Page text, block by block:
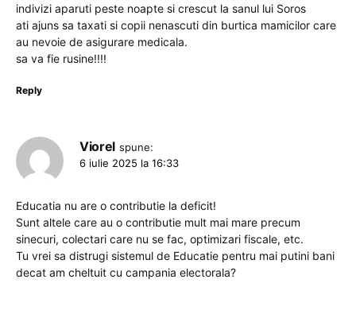
indivizi aparuti peste noapte si crescut la sanul lui Soros
ati ajuns sa taxati si copii nenascuti din burtica mamicilor care
au nevoie de asigurare medicala.
sa va fie rusine!!!!
Reply
Viorel spune:
6 iulie 2025 la 16:33
Educatia nu are o contributie la deficit!
Sunt altele care au o contributie mult mai mare precum
sinecuri, colectari care nu se fac, optimizari fiscale, etc.
Tu vrei sa distrugi sistemul de Educatie pentru mai putini bani
decat am cheltuit cu campania electorala?